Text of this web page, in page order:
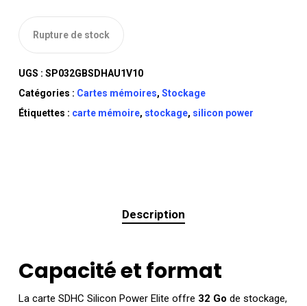
Rupture de stock
UGS : SP032GBSDHAU1V10
Catégories : Cartes mémoires, Stockage
Étiquettes : carte mémoire, stockage, silicon power
Description
Capacité et format
La carte SDHC Silicon Power Elite offre 32 Go de stockage,